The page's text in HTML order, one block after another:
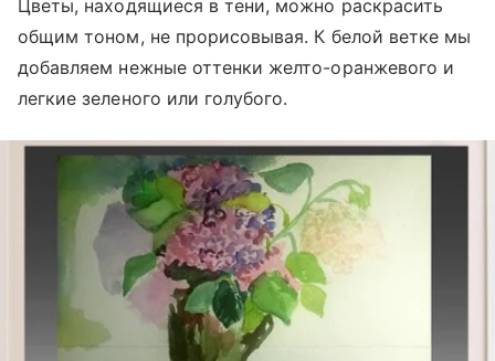
Цветы, находящиеся в тени, можно раскрасить
общим тоном, не прорисовывая. К белой ветке мы
добавляем нежные оттенки желто-оранжевого и
легкие зеленого или голубого.